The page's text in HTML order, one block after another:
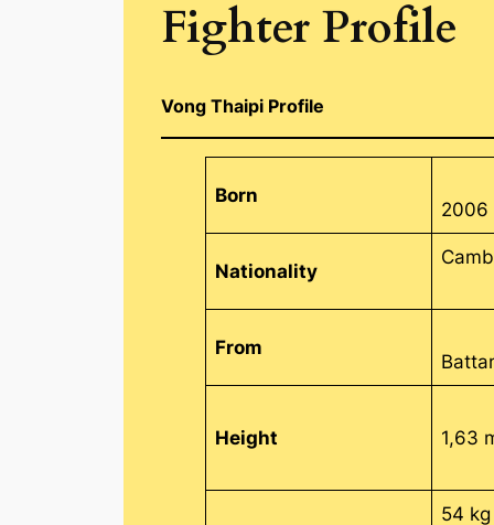
Fighter Profile
Vong Thaipi Profile
Born
2006
Nationality
From
Height 1,63
54 kg